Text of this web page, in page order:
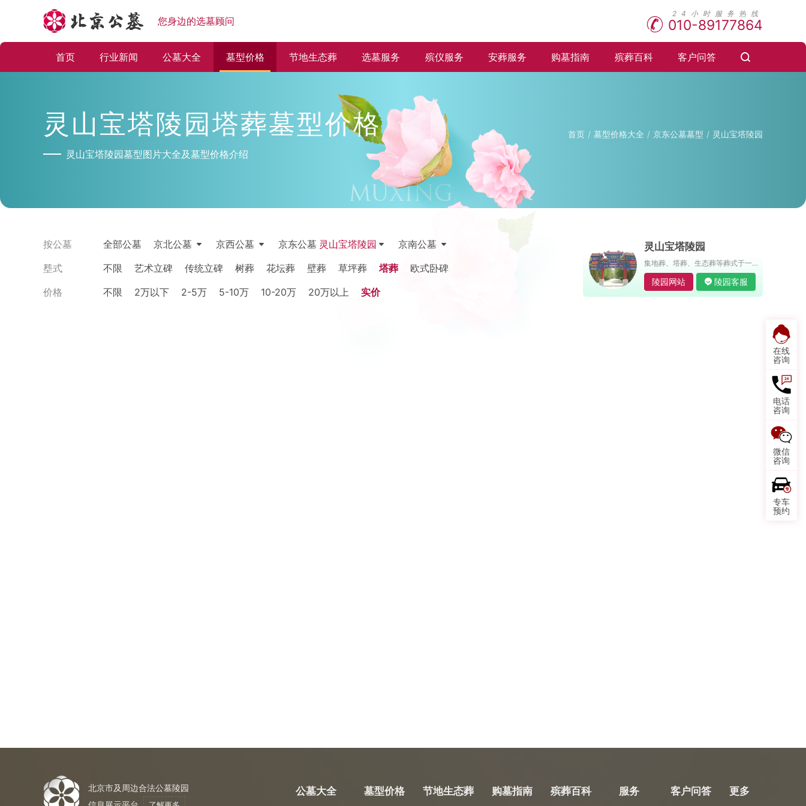
您身边的选墓顾问 010-89177864
首页 行业新闻 公墓大全 墓型价格 节地生态葬 选墓服务 殡仪服务 安葬服务 购墓指南 殡葬百科 客户问答
在线
咨询
电话
咨询
微信
咨询
专车
预约
灵山宝塔陵园塔葬墓型价格
灵山宝塔陵园墓型图片大全及墓型价格介绍
首页 墓型价格大全 京东公墓墓型 灵山宝塔陵园
按公墓 全部公墓 京北公墓 京西公墓 京东公墓 灵山宝塔陵园
京南公墓
塟式
不限 艺术立碑 传统立碑 树葬 花坛葬 壁葬 草坪葬 塔葬
欧式卧碑
价格
不限 2万以下 2-5万 5-10万 10-20万 20万以上 实价
灵山宝塔陵园
集地葬、塔葬、生态葬等葬式于一体，可为不同信仰、不同文化、不同需求的客户提供服务
陵园网站 陵园客服
北京市及周边合法公墓陵园
公墓大全 墓型价格 节地生态葬 购墓指南 殡葬百科 服务 客户问答 更多